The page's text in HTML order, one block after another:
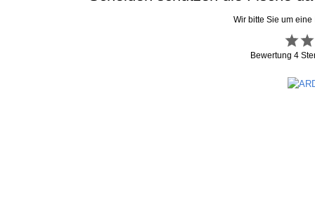
Wir bitte Sie um
Bewertung4